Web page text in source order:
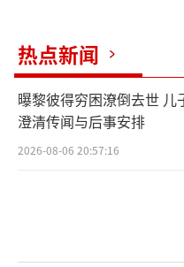
热点新闻
曝黎彼得穷困潦倒去世 儿
澄清传闻与后事安排
2026-08-06 20:57:16